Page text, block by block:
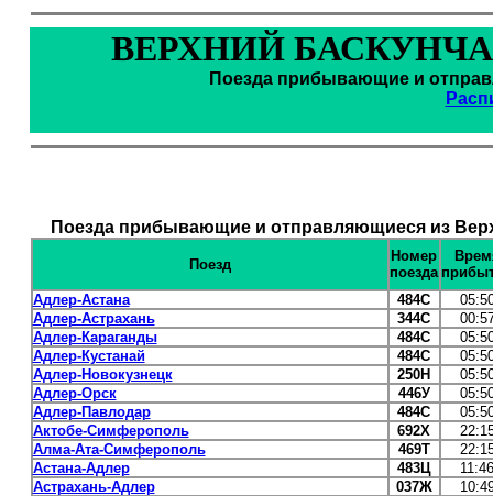
ВЕРХНИЙ
Поезда прибывающие и
Поезда прибывающие и отправляющиеся из
Поезд
Номер
поезда
Адлер-Астана
484С
Адлер-Астрахань
344С
Адлер-Караганды
484С
Адлер-Кустанай
484С
Адлер-Новокузнецк
250Н
Адлер-Орск
446У
Адлер-Павлодар
484С
Актобе-Симферополь
692Х
Алма-Ата-Симферополь
469Т
Астана-Адлер
483Ц
11:46
Астрахань-Адлер
037Ж